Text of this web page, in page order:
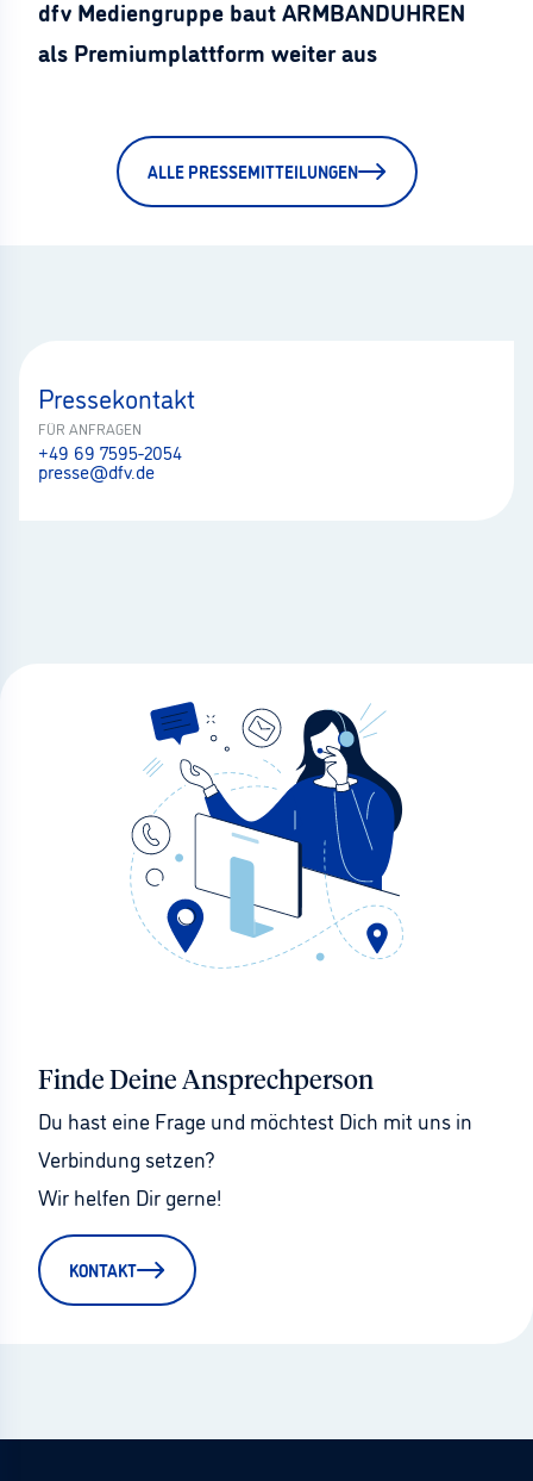
dfv Mediengruppe baut ARMBANDUHREN
als Premiumplattform weiter aus
ALLE PRESSEMITTEILUNGEN
Pressekontakt
FÜR ANFRAGEN
+49 69 7595-2054
presse@dfv.de
Finde Deine Ansprechperson
Du hast eine Frage und möchtest Dich mit uns in
Verbindung setzen?
Wir helfen Dir gerne!
KONTAKT